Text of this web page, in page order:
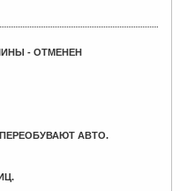
- ОТМЕНЕН
АВТО.